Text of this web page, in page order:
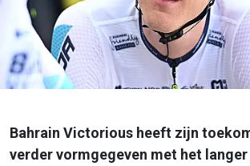
Bahrain Victorious heeft zijn
verder vormgegeven met het